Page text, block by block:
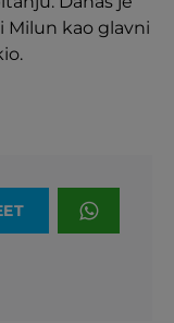
Milun kao glavni